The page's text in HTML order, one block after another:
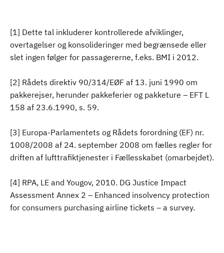
[1] Dette tal inkluderer kontrollerede afviklinger,
overtagelser og konsolideringer med begrænsede eller
slet ingen følger for passagererne, f.eks. BMI i 2012.
[2] Rådets direktiv 90/314/EØF af 13. juni 1990 om
pakkerejser, herunder pakkeferier og pakketure – EFT L
158 af 23.6.1990, s. 59.
[3] Europa-Parlamentets og Rådets forordning (EF) nr.
1008/2008 af 24. september 2008 om fælles regler for
driften af lufttrafiktjenester i Fællesskabet (omarbejdet).
[4] RPA, LE and Yougov, 2010. DG Justice Impact
Assessment Annex 2 – Enhanced insolvency protection
for consumers purchasing airline tickets – a survey.